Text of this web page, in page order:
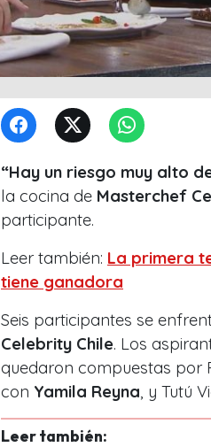
“Hay un riesgo muy alto
la cocina de Masterchef
participante.
Leer también: La primera
tiene ganadora
Seis participantes se
Celebrity Chile. Los
quedaron compuestas por
con Yamila Reyna , y Tutú
Leer también: